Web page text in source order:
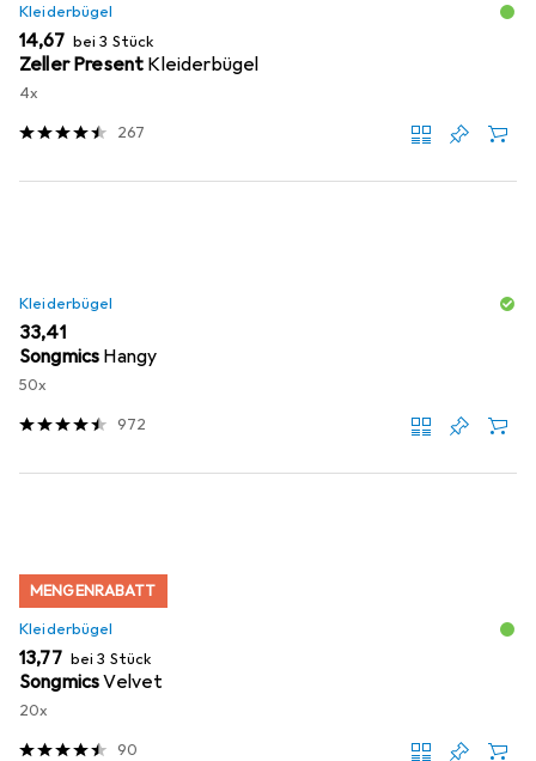
Kleiderbügel
EUR
14,67 bei 3 Stück
Zeller Present Kleiderbügel
4x
267
Kleiderbügel
EUR
33,41
Songmics Hangy
50x
972
MENGENRABATT
Kleiderbügel
EUR
13,77 bei 3 Stück
SongmicsVelvet
20x
90